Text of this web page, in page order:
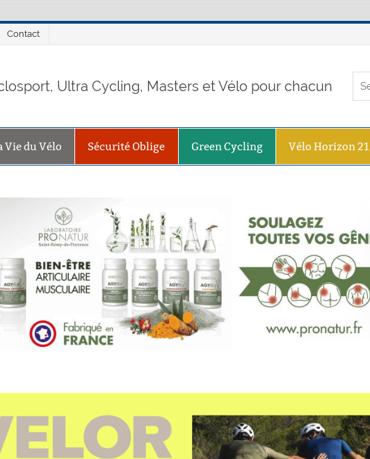
Contact
Ultra Cycling, Masters et Vélo pour chacun
Vie du Vélo Sécurité Oblige Green Cycling Vélo Horizon 21